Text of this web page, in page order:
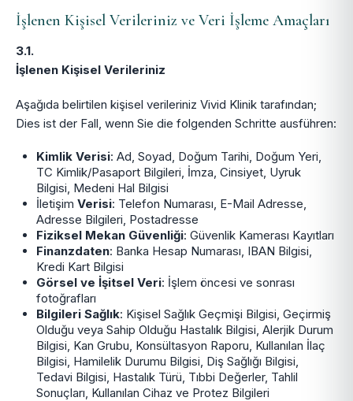
İşlenen Kişisel Verileriniz ve Veri İşleme Amaçları
3.1.
İşlenen Kişisel Verileriniz
Aşağıda belirtilen kişisel verileriniz Vivid Klinik tarafından;
Dies ist der Fall, wenn Sie die folgenden Schritte ausführen:
Kimlik Verisi: Ad, Soyad, Doğum Tarihi, Doğum Yeri,
TC Kimlik/Pasaport Bilgileri, İmza, Cinsiyet, Uyruk
Bilgisi, Medeni Hal Bilgisi
İletişim Verisi: Telefon Numarası, E-Mail Adresse,
Adresse Bilgileri, Postadresse
Fiziksel Mekan Güvenliği: Güvenlik Kamerası Kayıtları
Finanzdaten: Banka Hesap Numarası, IBAN Bilgisi,
Kredi Kart Bilgisi
Görsel ve İşitsel Veri: İşlem öncesi ve sonrası
fotoğrafları
Bilgileri Sağlık: Kişisel Sağlık Geçmişi Bilgisi, Geçirmiş
Olduğu veya Sahip Olduğu Hastalık Bilgisi, Alerjik Durum
Bilgisi, Kan Grubu, Konsültasyon Raporu, Kullanılan İlaç
Bilgisi, Hamilelik Durumu Bilgisi, Diş Sağlığı Bilgisi,
Tedavi Bilgisi, Hastalık Türü, Tıbbi Değerler, Tahlil
Sonuçları, Kullanılan Cihaz ve Protez Bilgileri